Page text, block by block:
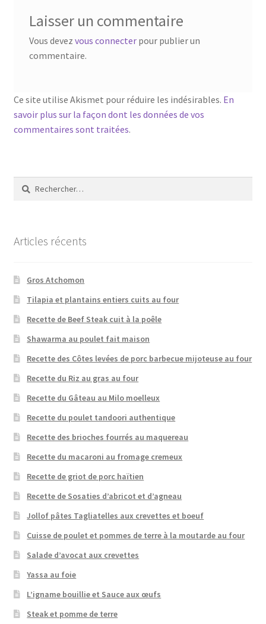
Laisser un commentaire
Vous devez vous connecterpour publier un
commentaire.
Ce site utilise Akismet pour réduire les indésirables. En
savoir plus sur la façon dont les données de vos
commentaires sont traitées.
Rechercher :
Articles récents
Gros Atchomon
Tilapia et plantains entiers cuits au four
Recette de Beef Steak cuit à la poêle
Shawarma au poulet fait maison
Recette des Côtes levées de porc barbecue mijoteuse au four
Recette du Riz au gras au four
Recette du Gâteau au Milo moelleux
Recette du poulet tandoori authentique
Recette des brioches fourrés au maquereau
Recette du macaroni au fromage cremeux
Recette de griot de porc haïtien
Recette de Sosaties d’abricot et d’agneau
Jollof pâtes Tagliatelles aux crevettes et boeuf
Cuisse de poulet et pommes de terre à la moutarde au four
Salade d’avocat aux crevettes
Yassa au foie
L’igname bouillie et Sauce aux œufs
Steak et pomme de terre